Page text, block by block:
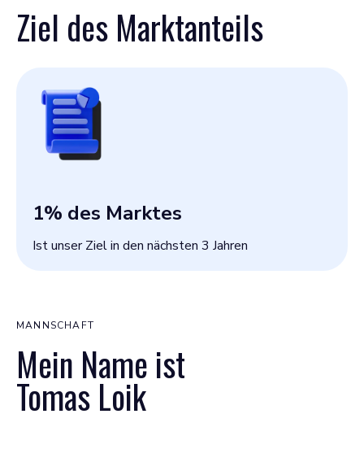
Ziel des Marktanteils
1% des Marktes
Ist unser Ziel in den nächsten 3 Jahren
MANNSCHAFT
Mein Name ist
Tomas Loik